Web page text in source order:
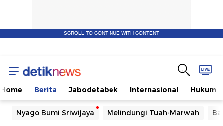
SCROLL TO CONTINUE WITH CONTENT
Home Berita Jabodetabek Internasional Hukum
Nyago Bumi Sriwijaya Melindungi Tuah-Marwah